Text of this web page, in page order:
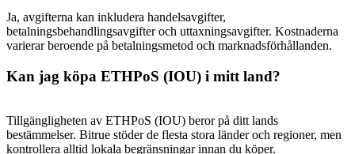
Ja, avgifterna kan inkludera handelsavgifter,
betalningsbehandlingsavgifter och uttaxningsavgifter. Kostnaderna
varierar beroende på betalningsmetod och marknadsförhållanden.
Kan jag köpa ETHPoS (IOU) i mitt land?
Tillgängligheten av ETHPoS (IOU) beror på ditt lands
bestämmelser. Bitrue stöder de flesta stora länder och regioner, men
kontrollera alltid lokala begränsningar innan du köper.